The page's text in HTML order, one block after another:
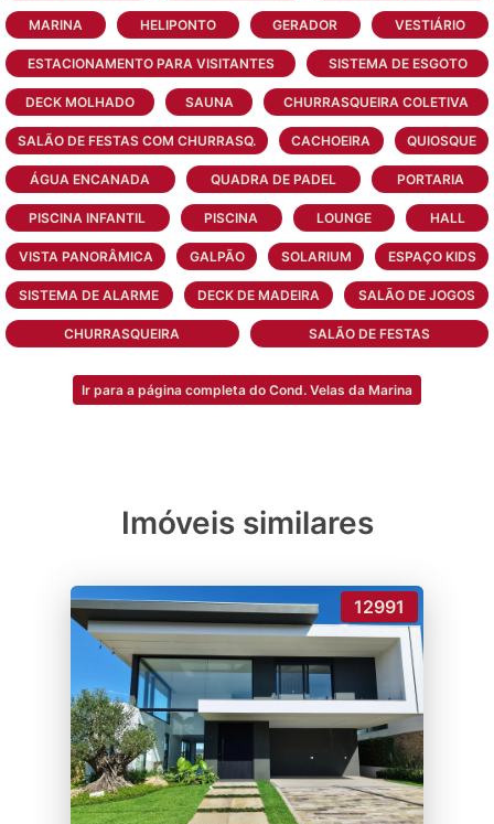
MARINA HELIPONTO GERADOR VESTIÁRIO
ESTACIONAMENTO PARA VISITANTES SISTEMA DE ESGOTO
DECK MOLHADO SAUNA CHURRASQUEIRA COLETIVA
SALÃO DE FESTAS COM CHURRASQ. CACHOEIRA QUIOSQUE
ÁGUA ENCANADA QUADRA DE PADEL PORTARIA
PISCINA INFANTIL PISCINA LOUNGE HALL
VISTA PANORÂMICA GALPÃO SOLARIUM ESPAÇO KIDS
SISTEMA DE ALARME DECK DE MADEIRA SALÃO DE JOGOS
CHURRASQUEIRA SALÃO DE FESTAS
Ir para a página completa do Cond. Velas da Marina
Imóveis similares
12991